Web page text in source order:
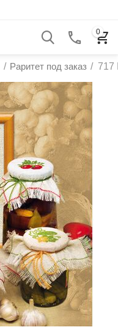
0
/ Раритет под заказ / 717